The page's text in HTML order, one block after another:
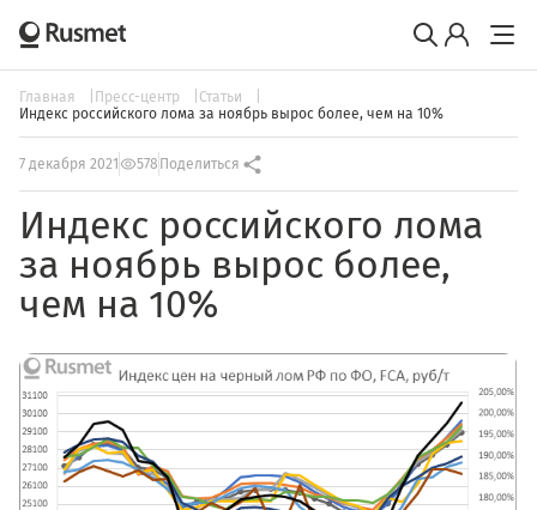
Главная Пресс-центр
Статьи
Индекс российского лома за ноябрь вырос более, чем на 10%
7 декабря 2021 578 Поделиться
Индекс российского лома
за ноябрь вырос более,
чем на 10%